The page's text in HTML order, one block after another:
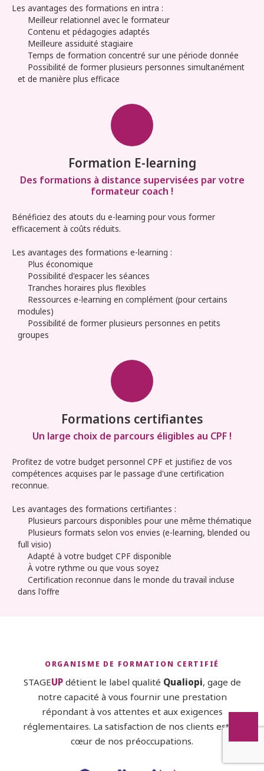
Les avantages des formations en intra :
Meilleur relationnel avec le formateur
Contenu et pédagogies adaptés
Meilleure assiduité stagiaire
Temps de formation concentré sur une période donnée
Possibilité de former plusieurs personnes simultanément
et de manière plus efficace
Formation E-learning
Des formations à distance supervisées par votre
formateur coach !
Bénéficiez des atouts du e-learning pour vous former
efficacement à coûts réduits.
Les avantages des formations e-learning :
Plus économique
Possibilité d'espacer les séances
Tranches horaires plus flexibles
Ressources e-learning en complément (pour certains
modules)
Possibilité de former plusieurs personnes en petits
groupes
Formations certifiantes
Un large choix de parcours éligibles au CPF !
Profitez de votre budget personnel CPF et justifiez de vos
compétences acquises par le passage d'une certification
reconnue.
Les avantages des formations certifiantes :
Plusieurs parcours disponibles pour une même thématique
Plusieurs formats selon vos envies (e-learning, blended ou
full visio)
Adapté à votre budget CPF disponible
À votre rythme ou que vous soyez
Certification reconnue dans le monde du travail incluse
dans l'offre
ORGANISME DE FORMATION CERTIFIÉ
STAGEUPdétient le label qualité Qualiopi, gage de
notre capacité à vous fournir une prestation
répondant à vos attentes et aux exigences
réglementaires. La satisfaction de nos clients est au
cœur de nos préoccupations.